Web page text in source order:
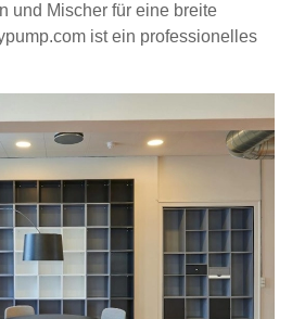
und Mischer für eine breite